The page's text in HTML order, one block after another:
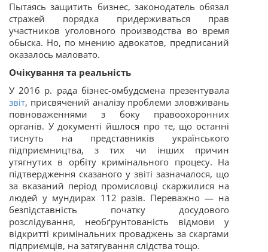
Пытаясь защитить бизнес, законодатель обязал
стражей порядка придерживаться прав
участников уголовного производства во время
обыска. Но, по мнению адвокатов, предписаний
оказалось маловато.
Очікування та реальність
У 2016 р. рада бізнес-омбудсмена презентувала
звіт, присвячений аналізу проблеми зловживань
повноваженнями з боку правоохоронних
органів. У документі йшлося про те, що останні
тиснуть на представників українського
підприємництва, з тих чи інших причин
утягнутих в орбіту кримінального процесу. На
підтвердження сказаного у звіті зазначалося, що
за вказаний період промисловці скаржилися на
людей у мундирах 112 разів. Переважно — на
безпідставність початку досудового
розслідування, необґрунтованість відмови у
відкритті кримінальних проваджень за скаргами
підприємців, на затягування слідства тощо.